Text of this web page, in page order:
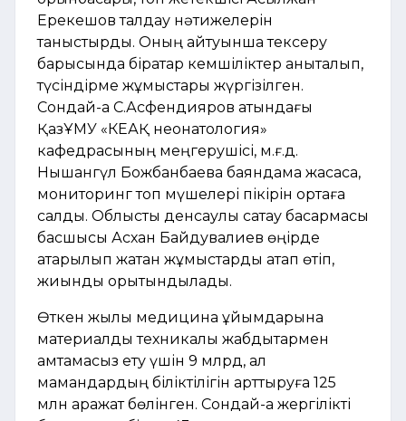
Ерекешов талдау нәтижелерін
таныстырды. Оның айтуынша тексеру
барысында бірқатар кемшіліктер анықталып,
түсіндірме жұмыстары жүргізілген.
Сондай-ақ С.Асфендияров атындағы
ҚазҰМУ «КЕАҚ неонатология»
кафедрасының меңгерушісі, м.ғ.д.
Нышангүл Божбанбаева баяндама жасаса,
мониторинг топ мүшелері пікірін ортаға
салды. Облыстық денсаулық сақтау басқармасы
басшысы Асхан Байдувалиев өңірде
атқарылып жатқан жұмыстарды атап өтіп,
жиынды қорытындылады.
Өткен жылы медицина ұйымдарына
материалдық техникалық жабдықтармен
қамтамасыз ету үшін 9 млрд, ал
мамандардың біліктілігін арттыруға 125
млн қаражат бөлінген. Сондай-ақ жергілікті